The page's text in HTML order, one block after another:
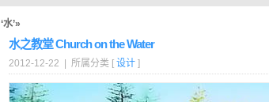
‘水’»
水之教堂 Church on the Water
2012-12-22 | 所属分类 [ 设计 ]